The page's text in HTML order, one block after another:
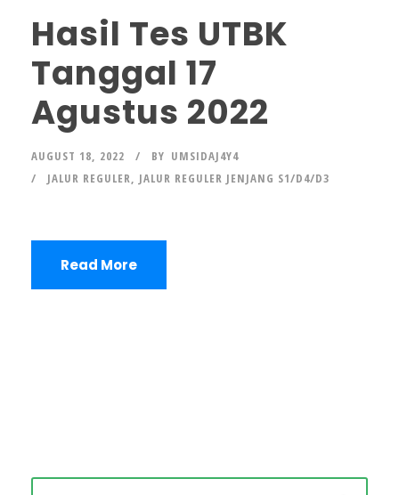
Hasil Tes UTBK
Tanggal 17
Agustus 2022
AUGUST 18, 2022 BY UMSIDAJ4Y4
JALUR REGULER, JALUR REGULER JENJANG S1/D4/D3
Read More